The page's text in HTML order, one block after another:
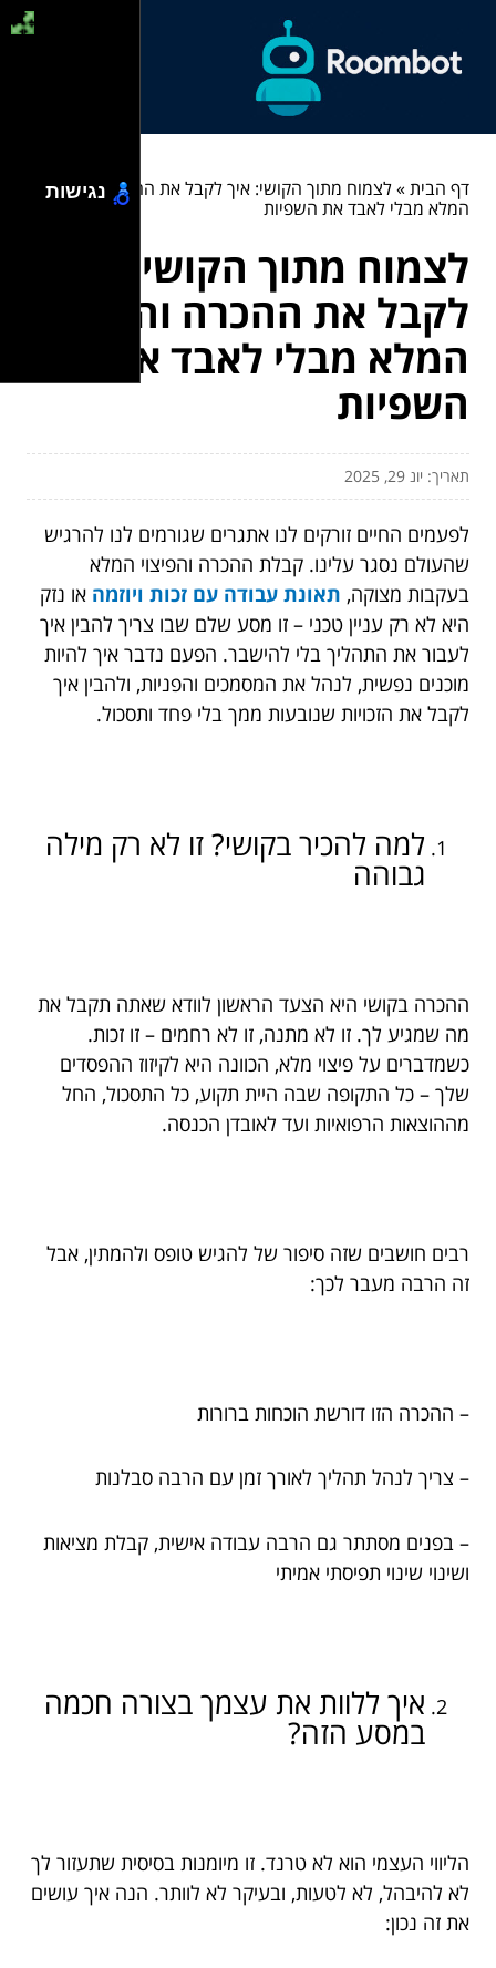
דף הבית»לצמוח מתוך הקושי: איך לקבל את ההכרה והפיצוי
המלא מבלי לאבד את השפיות
לצמוח מתוך הקושי: איך
לקבל את ההכרה והפיצוי
המלא מבלי לאבד את
השפיות
תאריך: יונ 29, 2025
לפעמים החיים זורקים לנו אתגרים שגורמים לנו להרגיש
שהעולם נסגר עלינו. קבלת ההכרה והפיצוי המלא
בעקבות מצוקה, תאונת עבודה עם זכות ויוזמה או נזק
היא לא רק עניין טכני – זו מסע שלם שבו צריך להבין איך
לעבור את התהליך בלי להישבר. הפעם נדבר איך להיות
מוכנים נפשית, לנהל את המסמכים והפניות, ולהבין איך
לקבל את הזכויות שנובעות ממך בלי פחד ותסכול.
למה להכיר בקושי? זו לא רק מילה
גבוהה
ההכרה בקושי היא הצעד הראשון לוודא שאתה תקבל את
מה שמגיע לך. זו לא מתנה, זו לא רחמים – זו זכות.
כשמדברים על פיצוי מלא, הכוונה היא לקיזוז ההפסדים
שלך – כל התקופה שבה היית תקוע, כל התסכול, החל
מההוצאות הרפואיות ועד לאובדן הכנסה.
רבים חושבים שזה סיפור של להגיש טופס ולהמתין, אבל
זה הרבה מעבר לכך:
– ההכרה הזו דורשת הוכחות ברורות
– צריך לנהל תהליך לאורך זמן עם הרבה סבלנות
– בפנים מסתתר גם הרבה עבודה אישית, קבלת מציאות
ושינוי שינוי תפיסתי אמיתי
איך ללוות את עצמך בצורה חכמה
במסע הזה?
הליווי העצמי הוא לא טרנד. זו מיומנות בסיסית שתעזור לך
לא להיבהל, לא לטעות, ובעיקר לא לוותר. הנה איך עושים
את זה נכון:
נגישות